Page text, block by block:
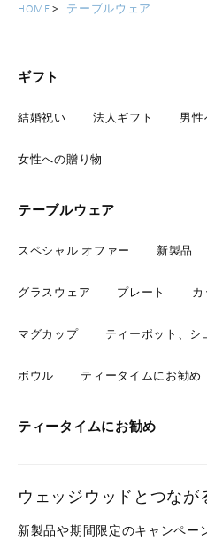
HOME テーブルウェア
ギフト
結婚祝い 法人ギフト 男性
女性への贈り物
テーブルウェア
スペシャル オファー 新製品
グラスウェア プレート
マグカップ ティーポット、シ
ボウル ティータイムにお勧め
ティータイムにお勧め
ウェッジウッドとつなが
新製品や期間限定のキャンペー